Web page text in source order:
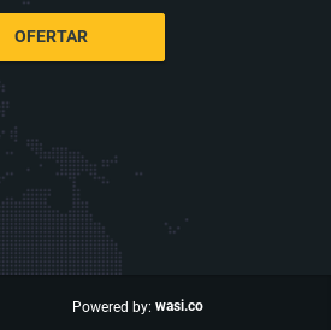
OFERTAR
Powered by: wasi.co